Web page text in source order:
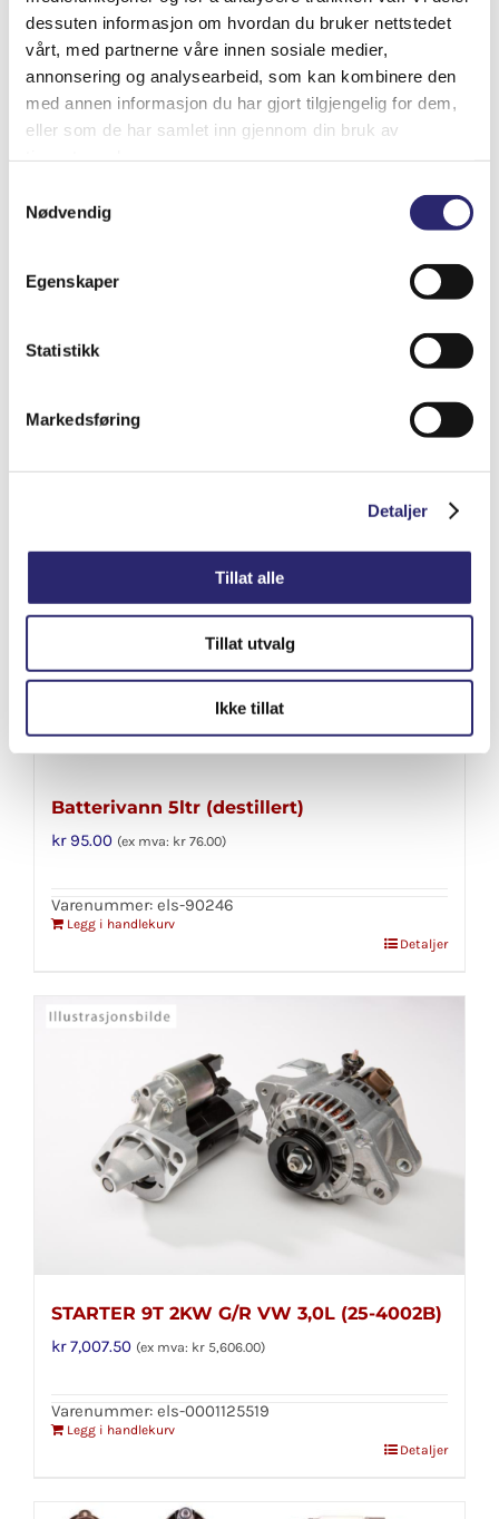
dessuten informasjon om hvordan du bruker nettstedet
vårt, med partnerne våre innen sosiale medier,
annonsering og analysearbeid, som kan kombinere den
med annen informasjon du har gjort tilgjengelig for dem,
eller som de har samlet inn gjennom din bruk av
Nødvendig
Egenskaper
Statistikk
Markedsføring
Detaljer
Tillat alle
Tillat utvalg
Ikke tillat
ALTERNATOR 90A I/V IVECO NEF370 1P.
Legg i handlekurv
Detaljer
Batterivann 5ltr (destillert)
kr95.00 (ex mva: kr 76.00)
Varenummer: els-90246
Legg i handlekurv
Detaljer
STARTER 9T 2KW G/R VW 3,0L (25-4002B)
kr7,007.50 (ex mva: kr 5,606.00)
Varenummer: els-0001125519
Legg i handlekurv
Detaljer